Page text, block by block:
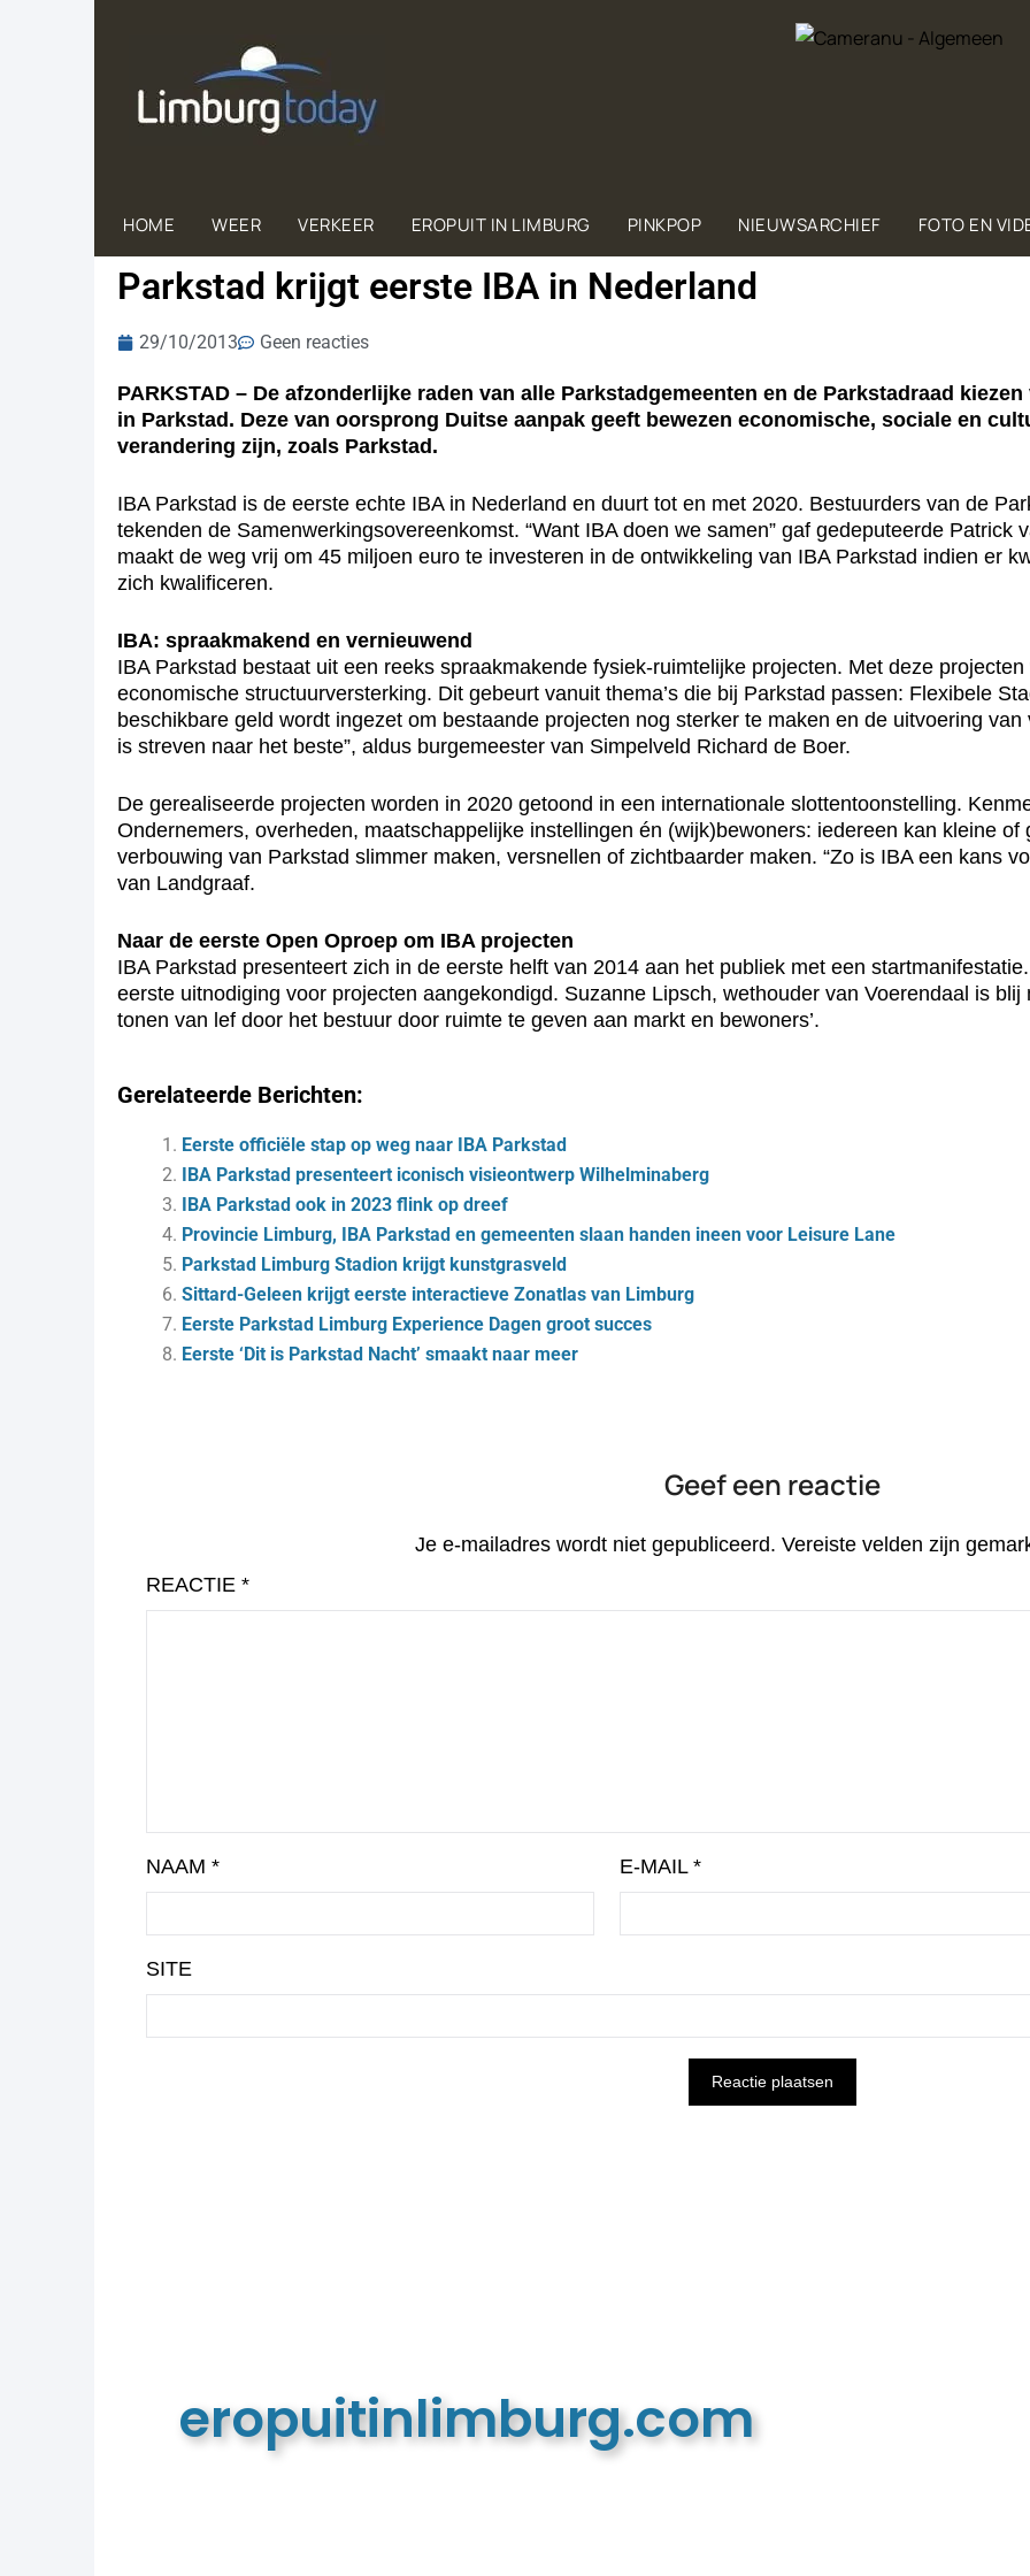
HOME WEER VERKEER EROPUIT IN LIMBURG PINKPOP NIEUWSARCHIEF FOTO EN
Parkstad krijgt eerste IBA in Nederland
29/10/2013 Geen reacties
PARKSTAD – De afzonderlijke raden van alle Parkstadgemeenten en de Parkstadraad
in Parkstad. Deze van oorsprong Duitse aanpak geeft bewezen economische, sociale en
verandering zijn, zoals Parkstad.
IBA Parkstad is de eerste echte IBA in Nederland en duurt tot en met 2020. Bestuurders van de
tekenden de Samenwerkingsovereenkomst. “Want IBA doen we samen” gaf gedeputeerde Patrick
maakt de weg vrij om 45 miljoen euro te investeren in de ontwikkeling van IBA Parkstad indien er
zich kwalificeren.
IBA: spraakmakend en vernieuwend
IBA Parkstad bestaat uit een reeks spraakmakende fysiek-ruimtelijke projecten. Met deze
economische structuurversterking. Dit gebeurt vanuit thema’s die bij Parkstad passen: Flexibele
beschikbare geld wordt ingezet om bestaande projecten nog sterker te maken en de uitvoering
is streven naar het beste”, aldus burgemeester van Simpelveld Richard de Boer.
De gerealiseerde projecten worden in 2020 getoond in een internationale slottentoonstelling.
Ondernemers, overheden, maatschappelijke instellingen én (wijk)bewoners: iedereen kan kleine
verbouwing van Parkstad slimmer maken, versnellen of zichtbaarder maken. “Zo is IBA een kans
van Landgraaf.
Naar de eerste Open Oproep om IBA projecten
IBA Parkstad presenteert zich in de eerste helft van 2014 aan het publiek met een
eerste uitnodiging voor projecten aangekondigd. Suzanne Lipsch, wethouder van Voerendaal is blij
tonen van lef door het bestuur door ruimte te geven aan markt en bewoners’.
Gerelateerde Berichten:
Eerste officiële stap op weg naar IBA Parkstad
IBA Parkstad presenteert iconisch visieontwerp Wilhelminaberg
IBA Parkstad ook in 2023 flink op dreef
Pro­vin­cie Lim­burg, IBA Park­stad en ge­meen­ten slaan han­den in­een voor Lei­su­re Lane
Parkstad Limburg Stadion krijgt kunstgrasveld
Sittard-Geleen krijgt eerste interactieve Zonatlas van Limburg
Eerste Parkstad Limburg Experience Dagen groot succes
Eerste ‘Dit is Parkstad Nacht’ smaakt naar meer
Geef een reactie
Je e-mailadres wordt niet gepubliceerd. Vereiste velden zijn
REACTIE *
NAAM * E-MAIL *
SITE
eropuitinlimburg.com